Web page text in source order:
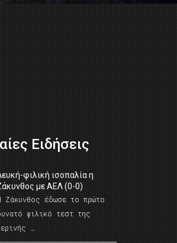
Ειδήσεις
φιλική ισοπαλία η
με ΑΕΛ (0-0)
Ζάκυνθος έδωσε το πρώτο
φιλικό τεστ της
…